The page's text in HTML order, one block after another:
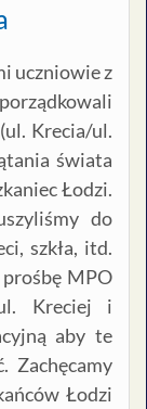
uczniowie z
Krecia/ul.
świata
Łodzi.
do
szkła, itd.
MPO
Kreciej i
aby te
Zachęcamy
Łodzi